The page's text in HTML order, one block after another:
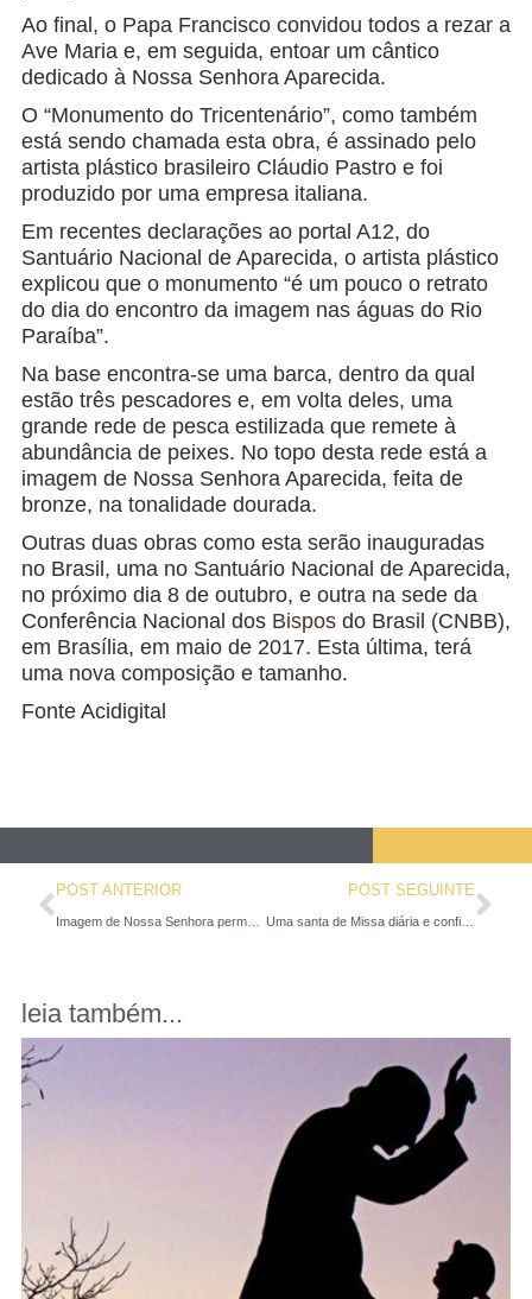
Ao final, o Papa Francisco convidou todos a rezar a
Ave Maria e, em seguida, entoar um cântico
dedicado à Nossa Senhora Aparecida.
O “Monumento do Tricentenário”, como também
está sendo chamada esta obra, é assinado pelo
artista plástico brasileiro Cláudio Pastro e foi
produzido por uma empresa italiana.
Em recentes declarações ao portal A12, do
Santuário Nacional de Aparecida, o artista plástico
explicou que o monumento “é um pouco o retrato
do dia do encontro da imagem nas águas do Rio
Paraíba”.
Na base encontra-se uma barca, dentro da qual
estão três pescadores e, em volta deles, uma
grande rede de pesca estilizada que remete à
abundância de peixes. No topo desta rede está a
imagem de Nossa Senhora Aparecida, feita de
bronze, na tonalidade dourada.
Outras duas obras como esta serão inauguradas
no Brasil, uma no Santuário Nacional de Aparecida,
no próximo dia 8 de outubro, e outra na sede da
Conferência Nacional dos Bisposdo Brasil (CNBB),
em Brasília, em maio de 2017. Esta última, terá
uma nova composição e tamanho.
Fonte Acidigital
POST ANTERIOR POST SEGUINTE
Uma santa de Missa diária e confissão semanal, assim foi a vida espiritual de Madre Teresa
leia também...